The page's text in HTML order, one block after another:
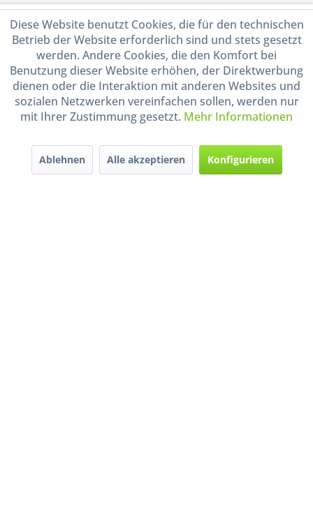
Service Hotline
Shop Service
Informationen
Handel mit BIO-Weinen
durch DE-ÖKO-009
Diese Website benutzt Cookies, die für den technischen
Betrieb der Website erforderlich sind und stets gesetzt
werden. Andere Cookies, die den Komfort bei
Benutzung dieser Website erhöhen, der Direktwerbung
dienen oder die Interaktion mit anderen Websites und
sozialen Netzwerken vereinfachen sollen, werden nur
mit Ihrer Zustimmung gesetzt. Mehr Informationen
Ablehnen Alle akzeptieren Konfigurieren